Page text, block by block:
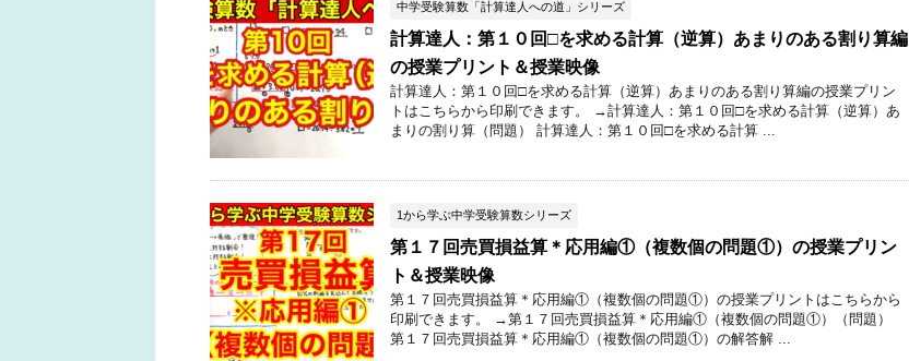
中学受験算数「計算達人への道」シリーズ
計算達人：第１０回□を求める計算（逆算）あまりのある割り算編
の授業プリント＆授業映像
計算達人：第１０回□を求める計算（逆算）あまりのある割り算編の授業プリン
トはこちらから印刷できます。 →計算達人：第１０回□を求める計算（逆算）あ
まりの割り算（問題） 計算達人：第１０回□を求める計算 ...
1から学ぶ中学受験算数シリーズ
第１７回売買損益算＊応用編①（複数個の問題①）の授業プリン
ト＆授業映像
第１７回売買損益算＊応用編①（複数個の問題①）の授業プリントはこちらから
印刷できます。 →第１７回売買損益算＊応用編①（複数個の問題①）（問題）
第１７回売買損益算＊応用編①（複数個の問題①）の解答解 ...